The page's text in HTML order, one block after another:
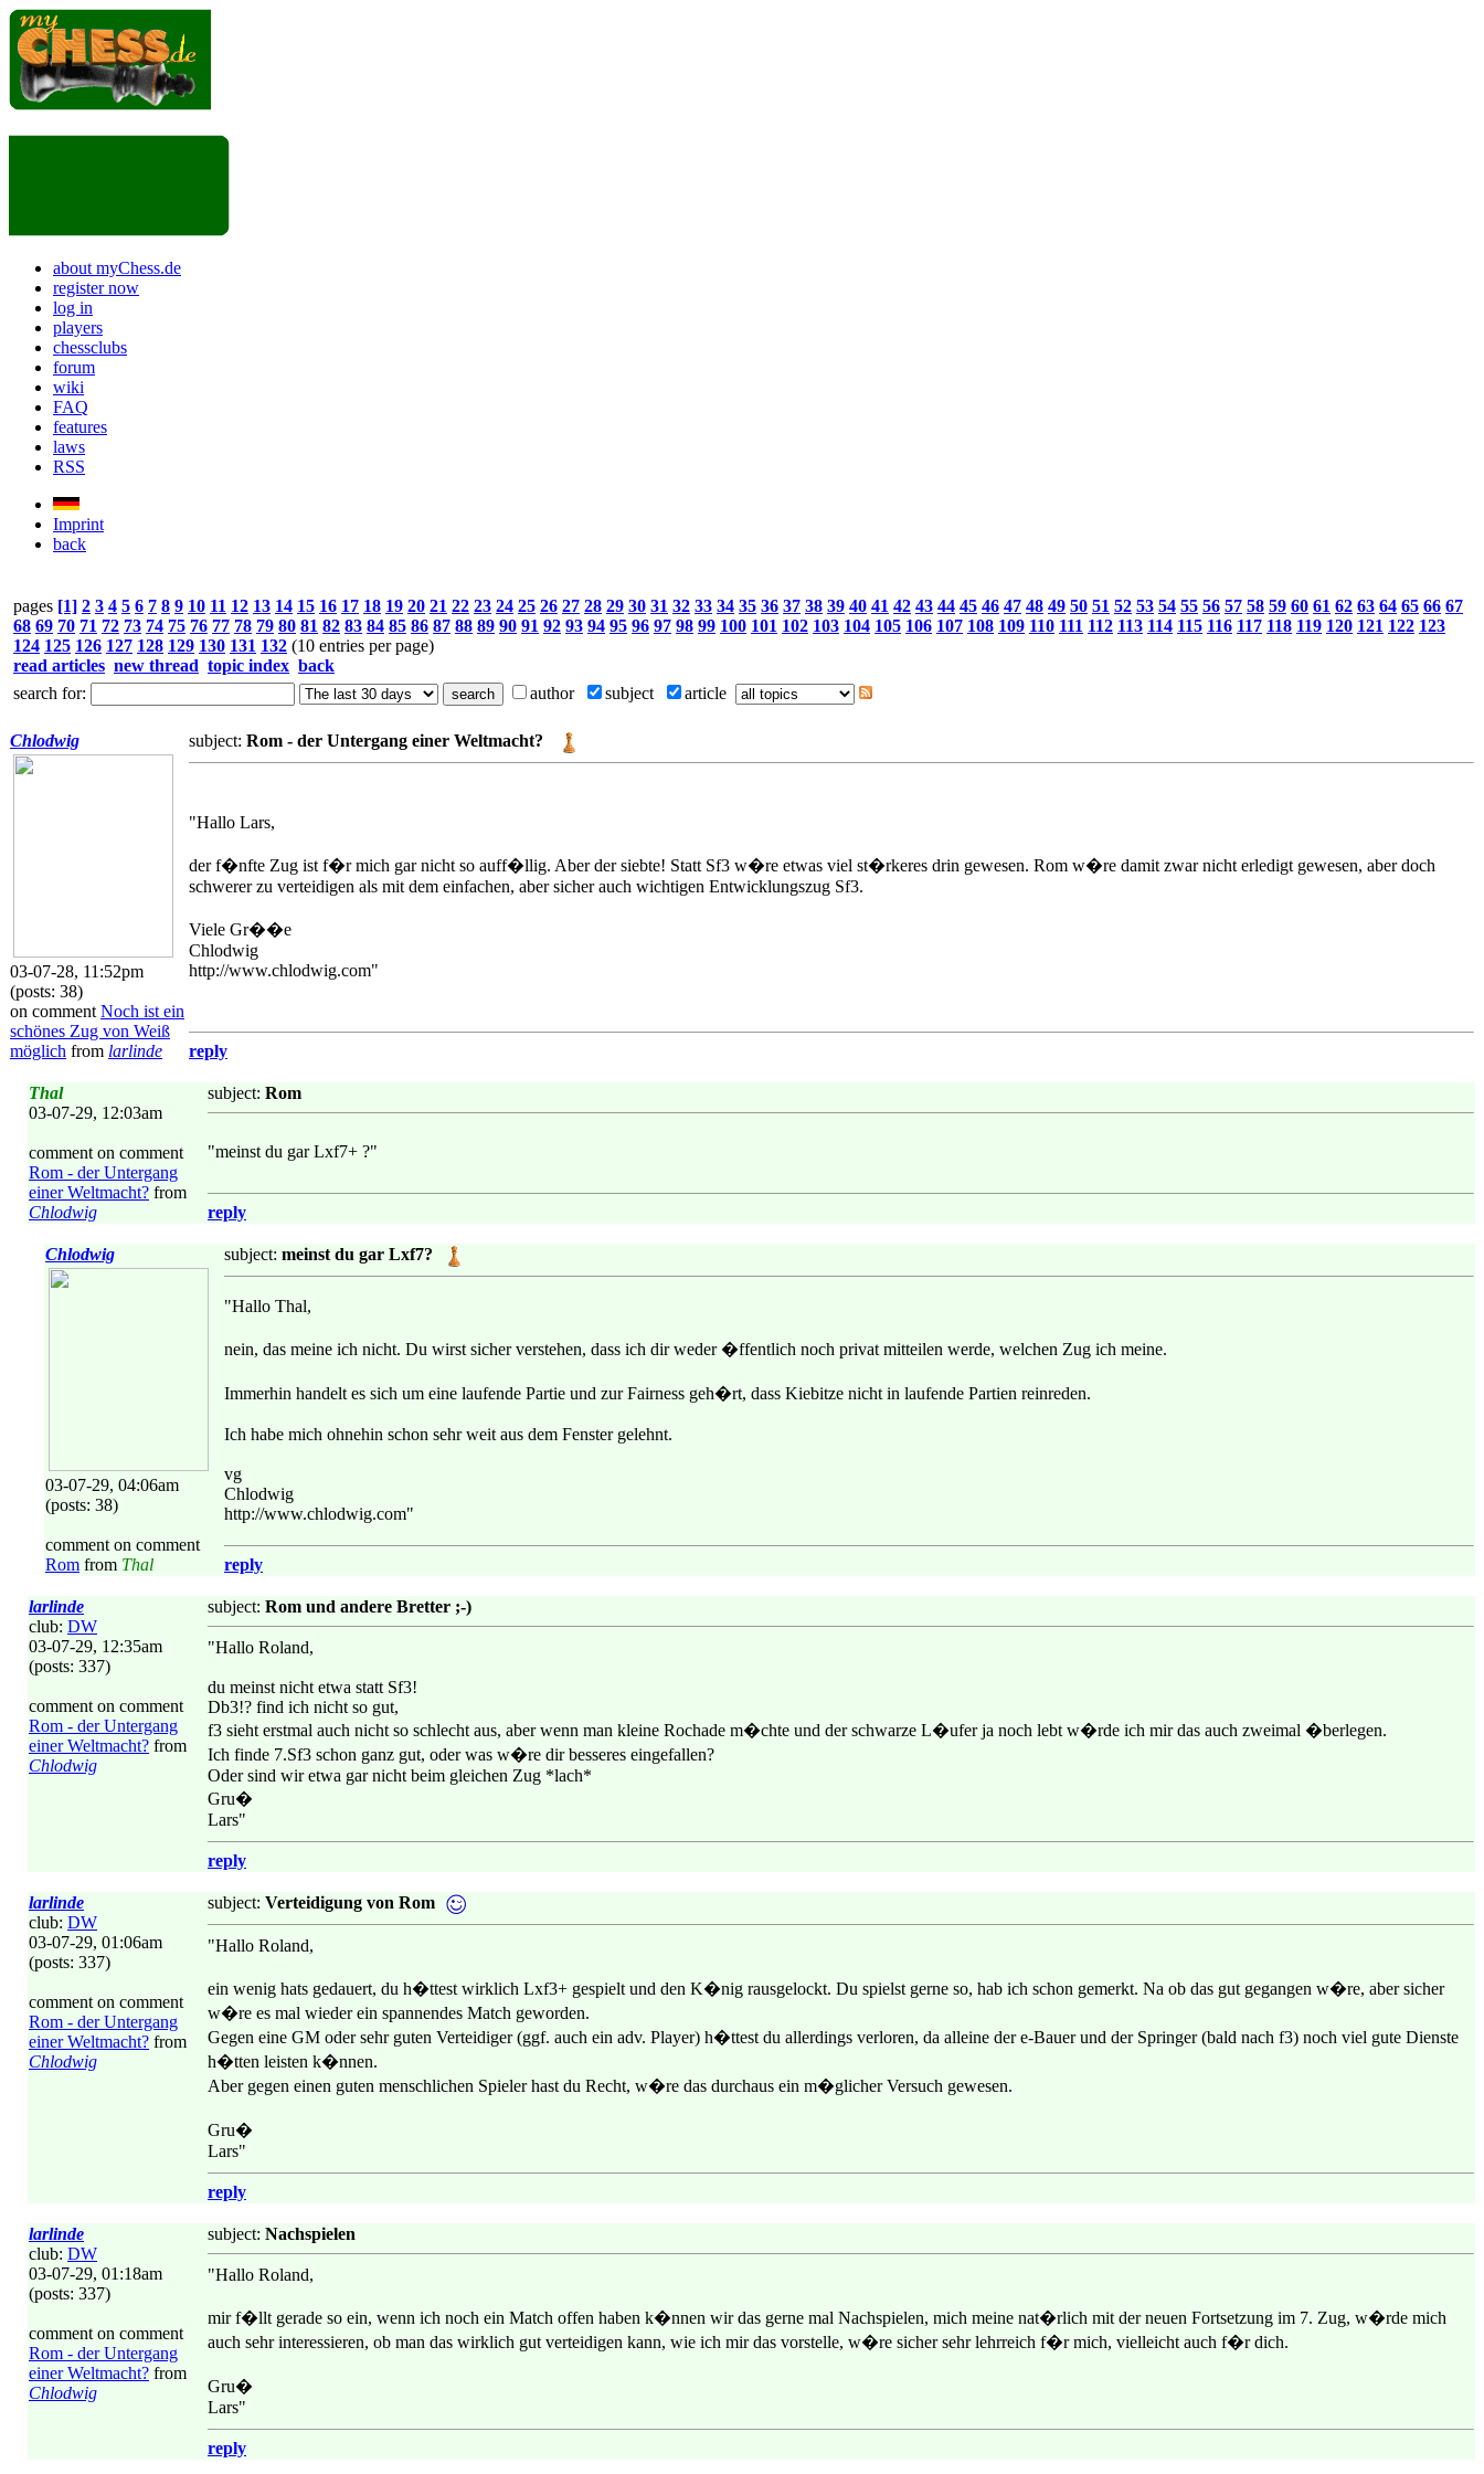
about myChess.de
register now
log in
players
chessclubs
forum
wiki
FAQ
features
laws
RSS
Imprint
back
pages [1] 2 3 4 5 6 7 8 9 10 11 12 13 14 15 16 17 18 19 20 21 22 23 24 25 26 27 28 29 30 31 32 33 34 35 36 37 38 39 40 41 42 43 44 45 46 47 48 49 50 51 52 53 54 55 56 57 58 59 60 61 62 63 64 65 66 67
68 69 70 71 72 73 74 75 76 77 78 79 80 81 82 83 84 85 86 87 88 89 90 91 92 93 94 95 96 97 98 99 100 101 102 103 104 105 106 107 108 109 110 111 112 113 114 115 116 117 118 119 120 121 122 123
124 125 126 127 128 129 130 131 132 (10 entries per page)
read articles new thread topic index back
search for:
author subject article
Chlodwig
03-07-28, 11:52pm
(posts: 38)
on comment Noch ist ein
schönes Zug von Weiß
möglich from larlinde
subject: Rom - der Untergang einer Weltmacht?
"Hallo Lars,
der f�nfte Zug ist f�r mich gar nicht so auff�llig. Aber der siebte! Statt Sf3 w�re etwas viel st�rkeres drin gewesen. Rom w�re damit zwar nicht erledigt gewesen, aber doch
schwerer zu verteidigen als mit dem einfachen, aber sicher auch wichtigen Entwicklungszug Sf3.
Viele Gr��e
Chlodwig
http://www.chlodwig.com"
reply
Thal
03-07-29, 12:03am
comment on comment
Rom - der Untergang
einer Weltmacht? from
Chlodwig
subject: Rom
"meinst du gar Lxf7+ ?"
reply
Chlodwig
03-07-29, 04:06am
(posts: 38)
comment on comment
Rom from Thal
subject: meinst du gar Lxf7?
"Hallo Thal,
nein, das meine ich nicht. Du wirst sicher verstehen, dass ich dir weder �ffentlich noch privat mitteilen werde, welchen Zug ich meine.
Immerhin handelt es sich um eine laufende Partie und zur Fairness geh�rt, dass Kiebitze nicht in laufende Partien reinreden.
Ich habe mich ohnehin schon sehr weit aus dem Fenster gelehnt.
vg
Chlodwig
http://www.chlodwig.com"
reply
larlinde
club: DW
03-07-29, 12:35am
(posts: 337)
comment on comment
Rom - der Untergang
einer Weltmacht? from
Chlodwig
subject: Rom und andere Bretter ;-)
"Hallo Roland,
du meinst nicht etwa statt Sf3!
Db3!? find ich nicht so gut,
f3 sieht erstmal auch nicht so schlecht aus, aber wenn man kleine Rochade m�chte und der schwarze L�ufer ja noch lebt w�rde ich mir das auch zweimal �berlegen.
Ich finde 7.Sf3 schon ganz gut, oder was w�re dir besseres eingefallen?
Oder sind wir etwa gar nicht beim gleichen Zug *lach*
Gru�
Lars"
reply
larlinde
club: DW
03-07-29, 01:06am
(posts: 337)
comment on comment
Rom - der Untergang
einer Weltmacht? from
Chlodwig
subject: Verteidigung von Rom
"Hallo Roland,
ein wenig hats gedauert, du h�ttest wirklich Lxf3+ gespielt und den K�nig rausgelockt. Du spielst gerne so, hab ich schon gemerkt. Na ob das gut gegangen w�re, aber sicher
w�re es mal wieder ein spannendes Match geworden.
Gegen eine GM oder sehr guten Verteidiger (ggf. auch ein adv. Player) h�ttest du allerdings verloren, da alleine der e-Bauer und der Springer (bald nach f3) noch viel gute Dienste
h�tten leisten k�nnen.
Aber gegen einen guten menschlichen Spieler hast du Recht, w�re das durchaus ein m�glicher Versuch gewesen.
Gru�
Lars"
reply
larlinde
club: DW
03-07-29, 01:18am
(posts: 337)
comment on comment
Rom - der Untergang
einer Weltmacht? from
Chlodwig
subject: Nachspielen
"Hallo Roland,
mir f�llt gerade so ein, wenn ich noch ein Match offen haben k�nnen wir das gerne mal Nachspielen, mich meine nat�rlich mit der neuen Fortsetzung im 7. Zug, w�rde mich
auch sehr interessieren, ob man das wirklich gut verteidigen kann, wie ich mir das vorstelle, w�re sicher sehr lehrreich f�r mich, vielleicht auch f�r dich.
Gru�
Lars"
reply